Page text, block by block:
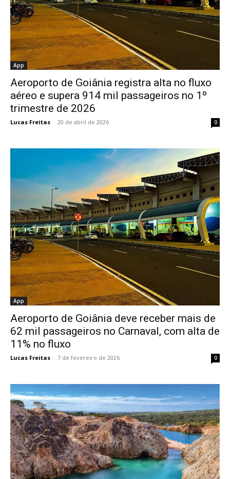
App
Aeroporto de Goiânia registra alta no fluxo
aéreo e supera 914 mil passageiros no 1º
trimestre de 2026
Lucas Freitas - 20 de abril de 2026 0
App
Aeroporto de Goiânia deve receber mais de
62 mil passageiros no Carnaval, com alta de
11% no fluxo
Lucas Freitas - 7 de fevereiro de 2026 0